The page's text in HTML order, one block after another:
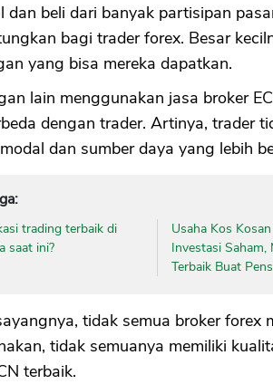
dan beli dari banyak partisipan
bagi trader forex. Besar
yang bisa mereka dapatkan.
lain menggunakan jasa broker
dengan trader. Artinya, trader
dan sumber daya yang lebih
trading terbaik di
saat ini?
Usaha Kos
Investasi Saham,
Terbaik Buat
tidak semua broker forex
tidak semuanya memiliki
terbaik.